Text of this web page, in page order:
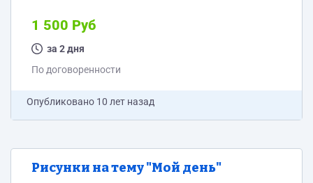
1 500 Руб
за 2 дня
По договоренности
Опубликовано 10 лет назад
Рисунки на тему "Мой день"